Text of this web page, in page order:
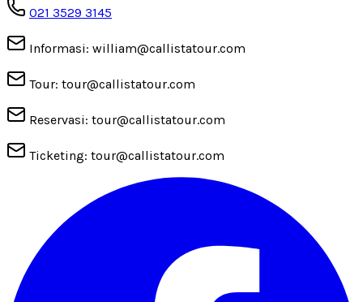
021 3529 3145
Informasi: william@callistatour.com
Tour: tour@callistatour.com
Reservasi: tour@callistatour.com
Ticketing: tour@callistatour.com